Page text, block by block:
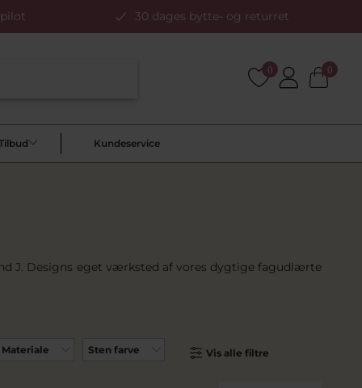
30 dages bytte- og returret
0 0
Kundeservice
J. Designs eget værksted af vores dygtige fagudlærte
Materiale Sten farve Vis alle filtre